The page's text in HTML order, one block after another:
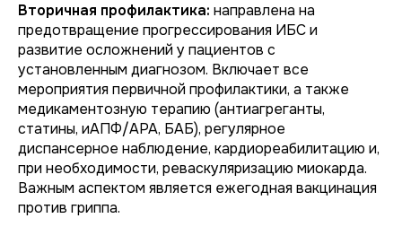
Вторичная профилактика: направлена на
предотвращение прогрессирования ИБС и
развитие осложнений у пациентов с
установленным диагнозом. Включает все
мероприятия первичной профилактики, а также
медикаментозную терапию (антиагреганты,
статины, иАПФ/АРА, БАБ), регулярное
диспансерное наблюдение, кардиореабилитацию и,
при необходимости, реваскуляризацию миокарда.
Важным аспектом является ежегодная вакцинация
против гриппа.